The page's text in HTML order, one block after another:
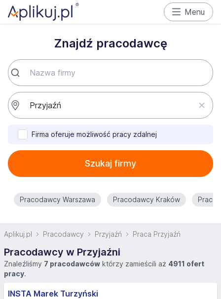
Menu
Znajdź pracodawcę
Firma oferuje możliwość pracy zdalnej
Szukaj firmy
Pracodawcy Warszawa Pracodawcy Kraków
Aplikuj.pl Pracodawcy Przyjaźń Praca Przyjaźń
Pracodawcy w Przyjaźni
Znaleźliśmy 7 pracodawców którzy zamieścili aż 4911 ofert
pracy.
INSTA Marek Turzyński